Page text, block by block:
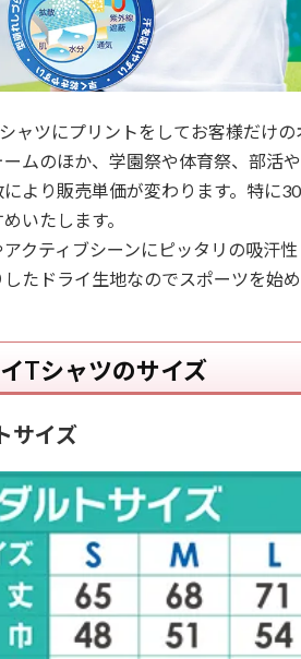
ャツにプリントをしてお客様だけの
ムのほか、学園祭や体育祭、部活
により販売単価が変わります。特に
いたします。
クティブシーンにピッタリの吸汗
したドライ生地なのでスポーツを始
Tシャツのサイズ
サイズ